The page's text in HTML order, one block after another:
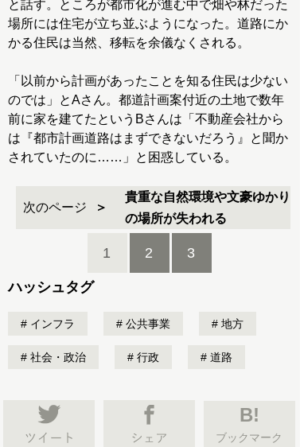
と話す。ところが都市化が進む中で畑や林だった
場所には住宅が立ち並ぶようになった。道路にか
かる住民は当然、移転を余儀なくされる。
「以前から計画があったことを知る住民は少ない
のでは」とAさん。都道計画案付近の土地で数年
前に家を建てたというBさんは「不動産会社から
は『都市計画道路はまずできないだろう』と聞か
されていたのに……」と困惑している。
次のページ
貴重な自然環境や文豪ゆかり
の場所が失われる
1 2 3
ハッシュタグ
インフラ 公共事業 地方
社会・政治 行政 道路
B!
ブックマーク